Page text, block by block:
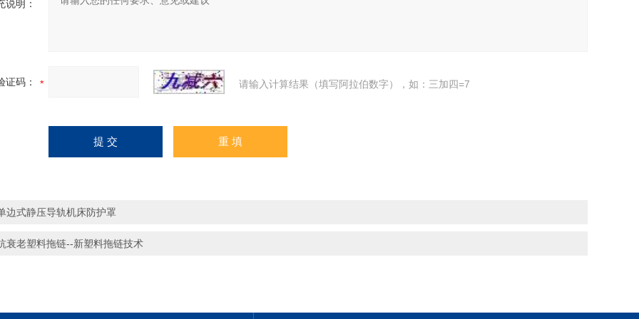
说明：
证码： 请输入计算结果（填写阿拉伯数字），如：三加四=7
边式静压导轨机床防护罩
衰老塑料拖链--新塑料拖链技术